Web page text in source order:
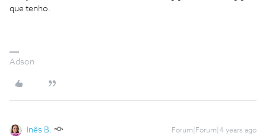
que tenho.
Adson
Inês B. Forum|Forum|4 years ago